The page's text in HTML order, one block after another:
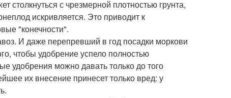
столкнуться с чрезмерной плотностью грунта,
искривляется. Это приводит к
"конечности".
И даже перепревший в год посадки моркови
чтобы удобрение успело полностью
удобрения можно давать только до того
их внесение принесет только вред: у